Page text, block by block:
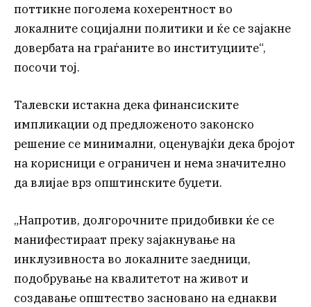
поттикне поголема кохерентност во
локалните социјални политики и ќе се зајакне
довербата на граѓаните во институциите“,
посочи тој.
Талевски истакна дека финансиските
импликации од предложеното законско
решение се минимални, оценувајќи дека бројот
на корисници е ограничен и нема значително
да влијае врз општинските буџети.
„Напротив, долгорочните придобивки ќе се
манифестираат преку зајакнување на
инклузивноста во локалните заедници,
подобрување на квалитетот на живот и
создавање општество засновано на еднакви